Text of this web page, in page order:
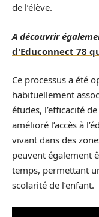
de l’élève.
A découvrir
d'Educonnect 78
Ce processus a été
habituellement
études, l’efficacité
amélioré l’accès à
vivant dans des
peuvent également
temps, permettant
scolarité de l’enfant.